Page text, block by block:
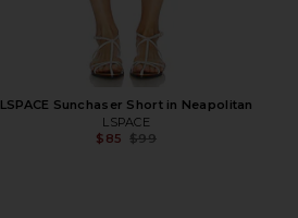
LSPACE Sunchaser Short in Neapolitan
LSPACE
$85 $99